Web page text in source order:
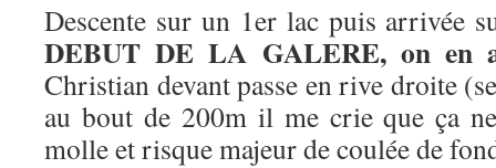
Descente sur un 1er lac puis arrivée
DEBUT DE LA GALERE, on en
Christian devant passe en rive droite
au bout de 200m il me crie que ça
molle et risque majeur de coulée de